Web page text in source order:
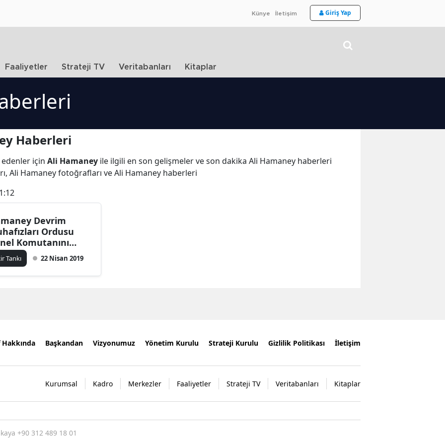
Künye İletişim Giriş Yap
Faaliyetler Strateji TV Veritabanları Kitaplar
Haberleri
için Ali Hamaney ile ilgili en son gelişmeler ve son dakika Ali Hamaney haberleri
Ali Hamaney fotoğrafları ve Ali Hamaney haberleri
Devrim
Ordusu
Komutanını
aldı
Tankı 22 Nisan 2019
Hakkında Başkandan Vizyonumuz Yönetim Kurulu Strateji Kurulu Gizlilik Politikası İletişim
Kurumsal Kadro Merkezler Faaliyetler Strateji TV Veritabanları Kitaplar
+90 312 489 18 01